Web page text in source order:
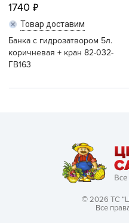
1740
Товар доставим
Банка с гидрозатвором 5л.
коричневая + кран 82-032-
ГВ163
© 2026 ТС
Все